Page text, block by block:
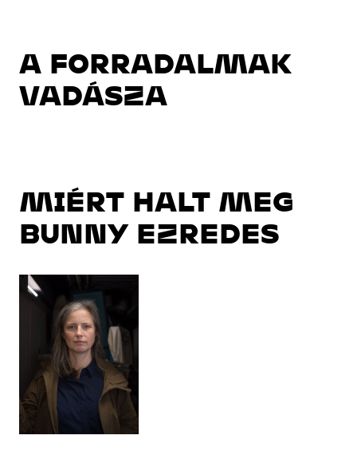
A FORRADALMAK
VADÁSZA
MIÉRT HALT MEG
BUNNY EZREDES